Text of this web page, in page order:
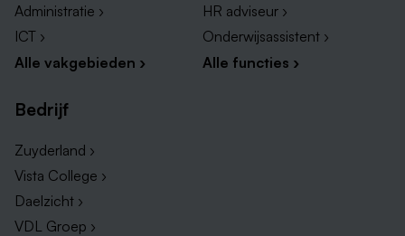
Administratie ›
ICT ›
Alle vakgebieden ›
HR adviseur ›
Onderwijsassistent ›
Alle functies ›
Bedrijf
Zuyderland ›
Vista College ›
Daelzicht ›
VDL Groep ›